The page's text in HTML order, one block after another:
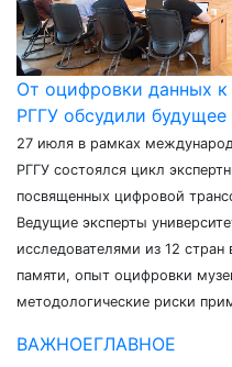
От оцифровки данных
РГГУ обсудили будущее
27 июля в рамках
РГГУ состоялся цикл
посвященных цифровой
Ведущие эксперты
исследователями из 12
памяти, опыт оцифровки
методологические риски
ВАЖНОЕГЛАВНОЕ